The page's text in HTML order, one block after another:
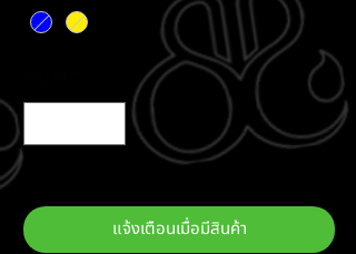
แจ้งเตือนเมื่อมีสินค้า